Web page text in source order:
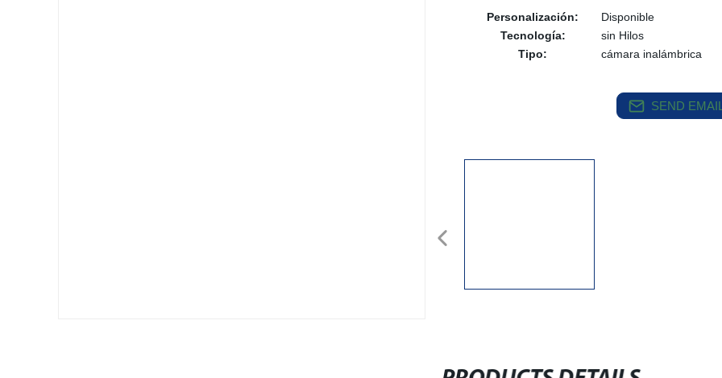
Personalización:
Disponible
Tecnología:
sin Hilos
Tipo:
cámara inalámbrica
SEND